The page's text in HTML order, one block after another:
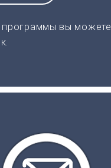
программы вы можете